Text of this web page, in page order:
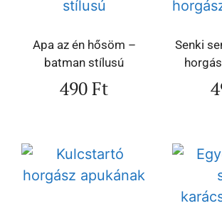
Apa az én hősöm –
batman stílusú
490Ft
Senki